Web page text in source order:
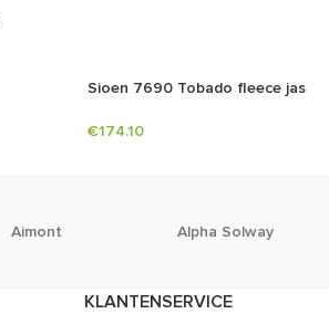
Sioen 7690 Tobado fleece jas
€174.10
Aimont Alpha Solway
KLANTENSERVICE